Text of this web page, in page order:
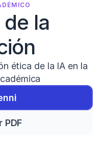
la
ética de la IA en la
PDF